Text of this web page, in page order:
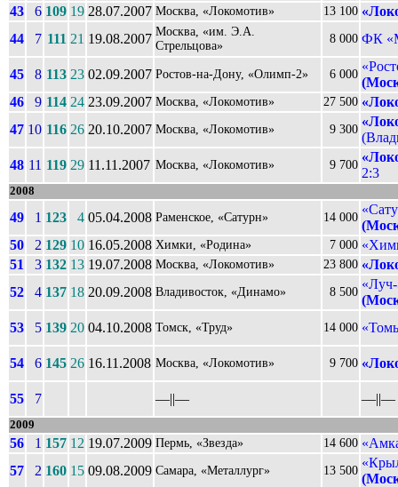
43
6 109 19 28.07.2007 Москва, «Локомотив» 13 100
44
7 111 21 19.08.2007 Москва, «им. Э.А.
Стрельцова»
8 000 ФК
45 8 113 23 02.09.2007 Ростов-на-Дону, «Олимп-2» 6 000
46
9 114 24 23.09.2007 Москва, «Локомотив» 27 500
47 10 116 26 20.10.2007 Москва, «Локомотив» 9 300
48 11 119 29 11.11.2007 Москва, «Локомотив» 9 700
2:3
2008
49 1 123 4 05.04.2008 Раменское, «Сатурн» 14 000
50
2 129 10 16.05.2008 Химки, «Родина» 7 000
51
3 132 13 19.07.2008 Москва, «Локомотив» 23 800
52
4 137 18 20.09.2008 Владивосток, «Динамо» 8 500
53
5 139 20 04.10.2008 Томск, «Труд» 14 000
54 6 145 26 16.11.2008 Москва, «Локомотив» 9 700
55 7 ––||–– ––||––
2009
56 1 157 12 19.07.2009 Пермь, «Звезда» 14 600
57
2 160 15 09.08.2009 Самара, «Металлург» 13 500